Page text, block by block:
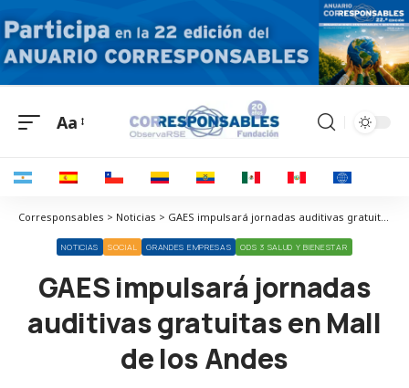
Aa
Corresponsables > Noticias > GAES impulsará jornadas auditivas gratuitas en Mall de los Andes
NOTICIAS SOCIAL GRANDES EMPRESAS ODS 3 SALUD Y BIENESTAR
GAES impulsará jornadas
auditivas gratuitas en Mall
de los Andes